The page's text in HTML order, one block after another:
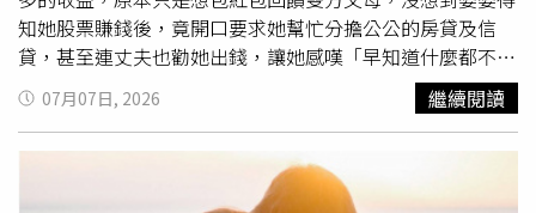
120元；6月12日蔡宏圖、蔡宗翰父子首度同框出席股東會
台上，讓外界對焦三代接班身影與成績；3天後，認賠「近
10億天價」烏龍事件露出端倪，直至7月1日，股民們更加
瞭解是哪個環節出了狀況，導致申報系統失靈。CTWANT調
查，事件爆發後，引爆網民、投資人在PTT、Dcard討論，
媒體天天報導，金管會檢查局6月22日進駐國泰投信，並於
7月2日擴大兵分六路進駐金控及銀行、壽險、產險、證券等
知她股票賺錢後，竟開口要求她幫忙分擔公公的房貸及信
貸，甚至連丈夫也勸她出錢，讓她感嘆「早知道什麼都不要
說」，貼文曝光後掀起熱烈討論。原PO表示，自己多年來
一直利用私房錢投資科技股及0050，平時都是自行研究市
場、承擔投資風險，日前趁股價位於相對高點時分批出清部
分持股，獲利金額甚至超過一整年的薪資收入。因為投資成
果不錯，她決定包紅包感謝一路照顧自己的父母，同時也準
07月07日, 2026 繼續閱讀